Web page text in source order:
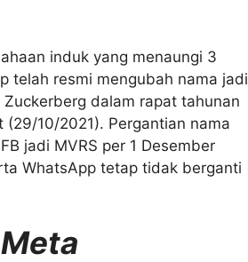
induk yang menaungi 3
telah resmi mengubah nama jadi
dalam rapat tahunan
10/2021). Pergantian nama
jadi MVRS per 1 Desember
WhatsApp tetap tidak berganti